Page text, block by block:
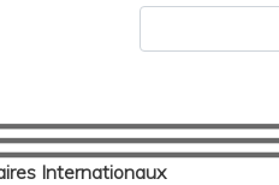
Internationaux
Rechercher